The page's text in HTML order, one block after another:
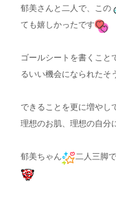
郁美さんと二人で、この
ても嬉しかったです
ゴールシートを書くこと
るいい機会になられたそ
できることを更に増やし
理想のお肌、理想の自分
郁美ちゃん 二人三脚